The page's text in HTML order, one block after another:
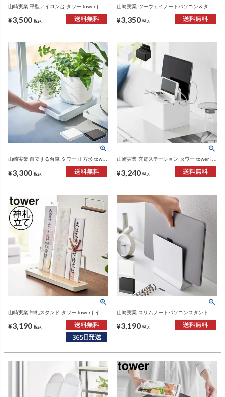
山崎実業 平型アイロン台 タワー tower | イ
¥3,500 税込
山崎実業 ツーウェイノートパソコン＆タブ
ンスタンド・タワーシリーズ
¥3,350 税込
山崎実業 自立する台車 タワー 正方形 tower
| インテリア雑貨・タワーシリーズ
¥3,300 税込
山崎実業 充電ステーション タワー tower |
インテリア雑貨・タワーシリーズ
¥3,240 税込
山崎実業 神札スタンド タワー tower | イン
¥3,190 税込
山崎実業 スリムノートパソコンスタンド タ
ズ
¥3,190 税込